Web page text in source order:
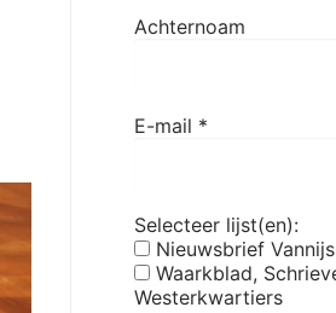
Achternoam
E-mail *
Selecteer lijst(en):
Nieuwsbrief Vannijs
Waarkblad, Schrieven ien t
Westerkwartiers